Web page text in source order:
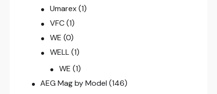
Umarex (1)
VFC (1)
WE (0)
WELL (1)
WE (1)
AEG Mag by Model (146)